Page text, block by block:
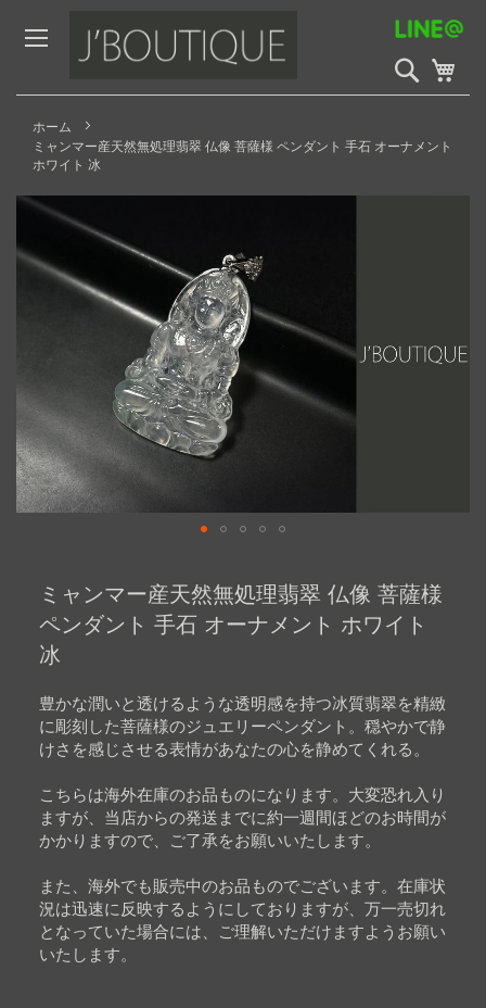
to
Content
検
索
開
ホーム
ミャンマー産天然無処理翡翠 仏像 菩薩様 ペンダント 手石 オーナメント
ホワイト 冰
Skip
the
end
beginning
images
gallery
ミャンマー産天然無処理翡翠 仏像 菩薩様
ペンダント 手石 オーナメント ホワイト
冰
豊かな潤いと透けるような透明感を持つ冰質翡翠を精緻
に彫刻した菩薩様のジュエリーペンダント。穏やかで静
けさを感じさせる表情があなたの心を静めてくれる。
こちらは海外在庫のお品ものになります。大変恐れ入り
ますが、当店からの発送までに約一週間ほどのお時間が
かかりますので、ご了承をお願いいたします。
また、海外でも販売中のお品ものでございます。在庫状
況は迅速に反映するようにしておりますが、万一売切れ
となっていた場合には、ご理解いただけますようお願い
いたします。